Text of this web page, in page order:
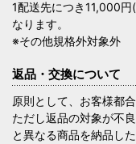
1配送先につき11,000円
なります。
※その他規格外対象外
返品・交換について
原則として、お客様都
ただし返品の対象が不
と異なる商品を納品し